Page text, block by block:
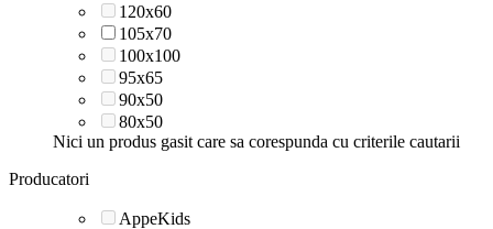
120x60
105x70
100x100
95x65
90x50
80x50
Nici un produs gasit care sa corespunda cu criterile cautarii
Producatori
AppeKids